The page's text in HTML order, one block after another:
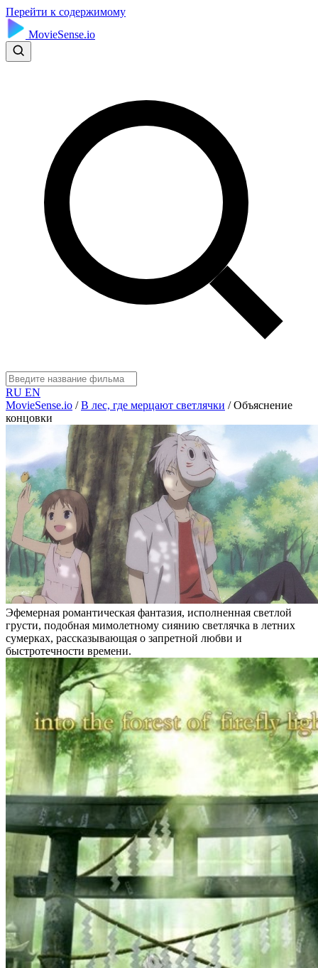
Перейти к содержимому
MovieSense.io
RU EN
MovieSense.io / В лес, где мерцают светлячки / Объяснение
концовки
Эфемерная романтическая фантазия, исполненная светлой
грусти, подобная мимолетному сиянию светлячка в летних
сумерках, рассказывающая о запретной любви и
быстротечности времени.